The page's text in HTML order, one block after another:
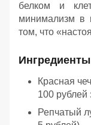
белком и
минимализм в
том, что
Красная
100 рублей
Репчатый